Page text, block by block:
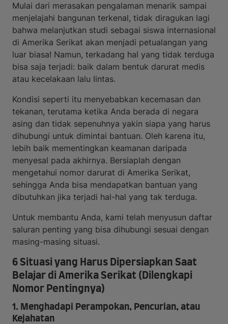
Mulai dari merasakan pengalaman menarik sampai
menjelajahi bangunan terkenal, tidak diragukan lagi
bahwa melanjutkan studi sebagai siswa internasional
di Amerika Serikat akan menjadi petualangan yang
luar biasa! Namun, terkadang hal yang tidak terduga
bisa saja terjadi: baik dalam bentuk darurat medis
atau kecelakaan lalu lintas.
Kondisi seperti itu menyebabkan kecemasan dan
tekanan, terutama ketika Anda berada di negara
asing dan tidak sepenuhnya yakin siapa yang harus
dihubungi untuk dimintai bantuan. Oleh karena itu,
lebih baik mementingkan keamanan daripada
menyesal pada akhirnya. Bersiaplah dengan
mengetahui nomor darurat di Amerika Serikat,
sehingga Anda bisa mendapatkan bantuan yang
dibutuhkan jika terjadi hal-hal yang tak terduga.
Untuk membantu Anda, kami telah menyusun daftar
saluran penting yang bisa dihubungi sesuai dengan
masing-masing situasi.
6 Situasi yang Harus Dipersiapkan Saat
Belajar di Amerika Serikat (Dilengkapi
Nomor Pentingnya)
1. Menghadapi Perampokan, Pencurian, atau
Kejahatan